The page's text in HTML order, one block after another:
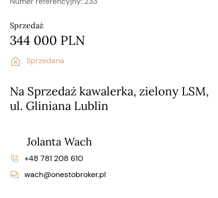
Sprzedana
Na Sprzedaż kawalerka, zielony LSM,
ul. Gliniana Lublin
Sprzedaż
344 000 PLN
Jolanta Wach
+48 781 208 610
wach@onestobroker.pl